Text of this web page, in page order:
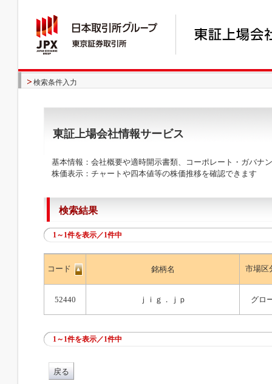
検索条件入力
東証上場会社情報サービス
基本情報：会社概要や適時開示書類、コーポレート・ガバナ
株価表示：チャートや四本値等の株価推移を確認できます
検索結果
1～1件を表示／1件中
コード 銘柄名 市場区
52440 ｊｉｇ．ｊｐ グロ
1～1件を表示／1件中